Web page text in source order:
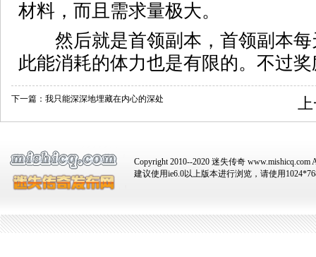
材料，而且需求量极大。
然后就是首领副本，首领副本每
此能消耗的体力也是有限的。不过
下一篇： 我只能深深地埋藏在内心的深处
Copyright 2010--2020 迷失传奇 www.mishicq.com
建议使用ie6.0以上版本进行浏览，请使用